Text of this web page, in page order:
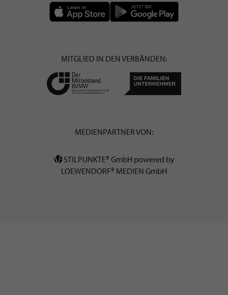
MITGLIED IN DEN VERBÄNDEN:
MEDIENPARTNER VON:
STILPUNKTE® GmbH powered by
LOEWENDORF® MEDIEN GmbH